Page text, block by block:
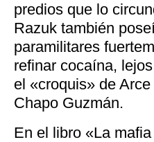
predios que lo
Razuk también
paramilitares
refinar cocaína,
el «croquis» de
Chapo Guzmán.
En el libro «La